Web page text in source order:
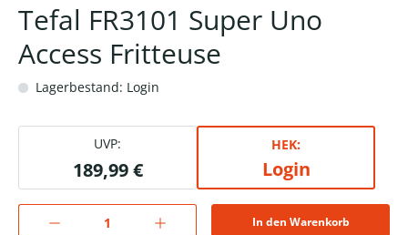
Tefal FR3101 Super Uno
Access Fritteuse
Lagerbestand: Login
UVP:
189,99 €
HEK:
Login
In den Warenkorb